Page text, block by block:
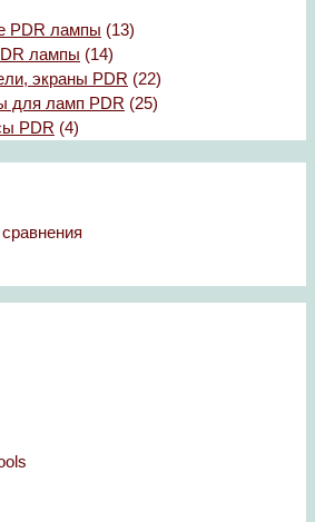
PDR лампы (13)
лампы (14)
экраны PDR (22)
для ламп PDR (25)
PDR (4)